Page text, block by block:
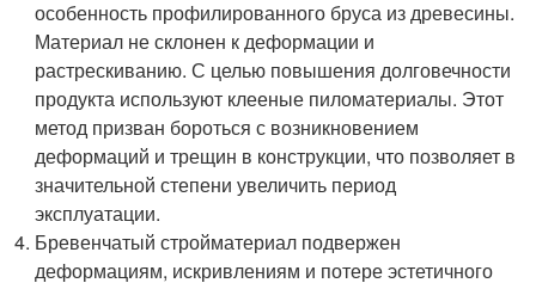
особенность профилированного бруса из древесины.
Материал не склонен к деформации и
растрескиванию. С целью повышения долговечности
продукта используют клееные пиломатериалы. Этот
метод призван бороться с возникновением
деформаций и трещин в конструкции, что позволяет в
значительной степени увеличить период
эксплуатации.
Бревенчатый стройматериал подвержен
деформациям, искривлениям и потере эстетичного